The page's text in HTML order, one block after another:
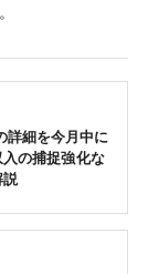
細を今月中に
の捕捉強化な
説